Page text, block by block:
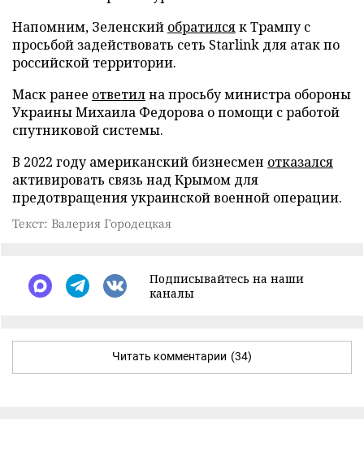
Напомним, Зеленский обратилсяк Трампу с
просьбой задействовать сеть Starlink для атак по
российской территории.
Маск ранее ответилна просьбу министра обороны
Украины Михаила Федорова о помощи с работой
спутниковой системы.
В 2022 году американский бизнесмен отказался
активировать связь над Крымом для
предотвращения украинской военной операции.
Текст: Валерия Городецкая
Подписывайтесь на наши
каналы
Читать комментарии (34)